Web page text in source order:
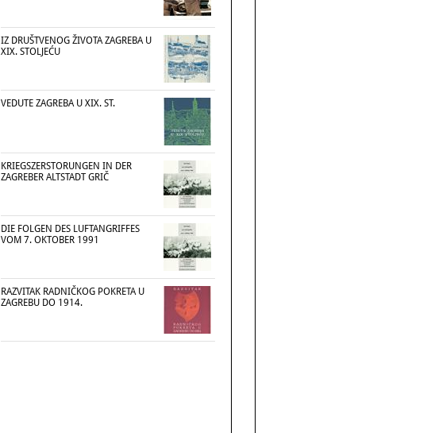
IZ DRUŠTVENOG ŽIVOTA ZAGREBA U
XIX. STOLJEĆU
VEDUTE ZAGREBA U XIX. ST.
KRIEGSZERSTORUNGEN IN DER
ZAGREBER ALTSTADT GRIČ
DIE FOLGEN DES LUFTANGRIFFES
VOM 7. OKTOBER 1991
RAZVITAK RADNIČKOG POKRETA U
ZAGREBU DO 1914.